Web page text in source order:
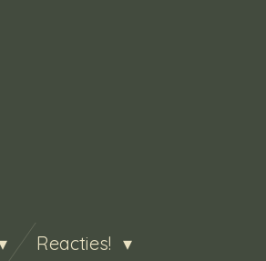
Reacties!